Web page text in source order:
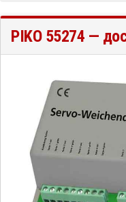
PIKO 55274 —